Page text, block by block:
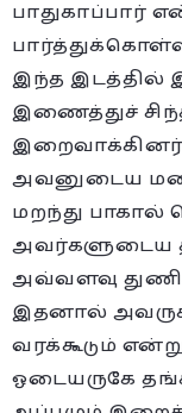
பாதுகாப்பார்
இந்த இடத்தில்
இணைத்துச்
அவனுடைய
மறந்து பாகால்
அவர்களுடைய
அவ்வளவு
இதனால்
வரக்கூடும்
ஓடையருகே